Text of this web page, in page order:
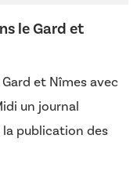
le Gard et
et Nîmes avec
un journal
la publication des